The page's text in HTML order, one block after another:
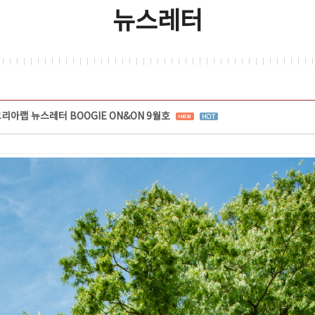
뉴스레터
아랩 뉴스레터 BOOGIE ON&ON 9월호